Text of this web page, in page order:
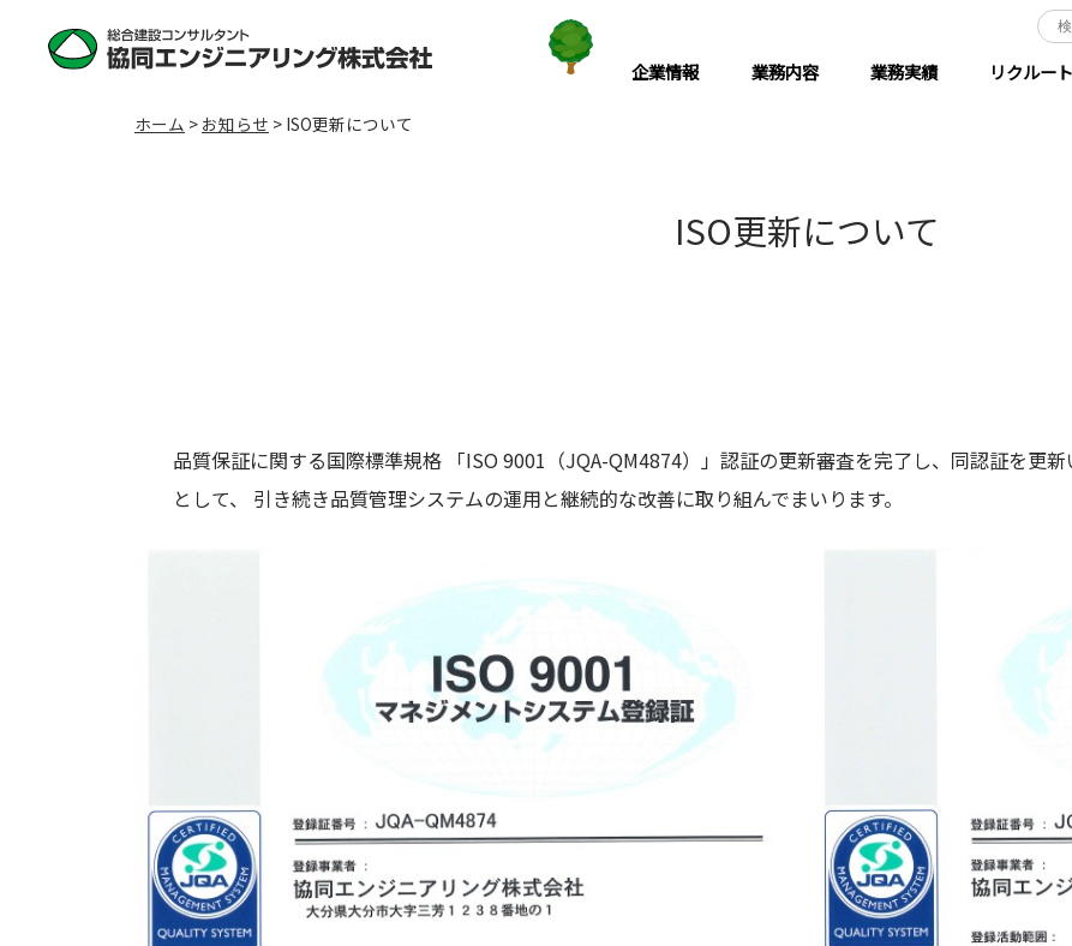
企業情報 業務内容 業務実績 リクルート
ホーム > お知らせ > ISO更新について
ISO更新について
品質保証に関する国際標準規格 「ISO 9001（JQA-QM4874）」認証の更新審査を完了し、同認証を更
として、 引き続き品質管理システムの運用と継続的な改善に取り組んでまいります。